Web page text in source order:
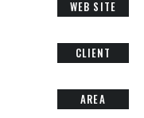
WEB SITE
CLIENT
AREA